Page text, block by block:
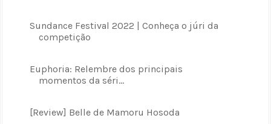
Sundance Festival 2022 | Conheça o júri da
competição
Euphoria: Relembre dos principais
momentos da séri...
[Review] Belle de Mamoru Hosoda